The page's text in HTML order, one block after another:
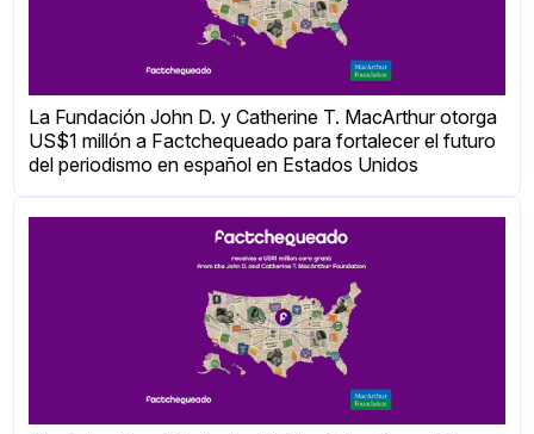
La Fundación John D. y Catherine T. MacArthur otorga
US$1 millón a Factchequeado para fortalecer el futuro
del periodismo en español en Estados Unidos